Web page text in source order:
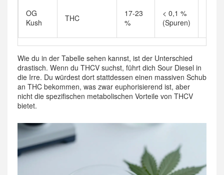
OG
Kush
THC
17-23
%
< 0,1 %
(Spuren)
Wie du in der Tabelle sehen kannst, ist der Unterschied
drastisch. Wenn du THCV suchst, führt dich Sour Diesel in
die Irre. Du würdest dort stattdessen einen massiven Schub
an THC bekommen, was zwar euphorisierend ist, aber
nicht die spezifischen metabolischen Vorteile von THCV
bietet.